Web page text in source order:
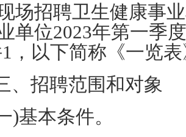
场招聘卫生健康事
单位2023年第一季
，以下简称《一览
招聘范围和对象
本条件。